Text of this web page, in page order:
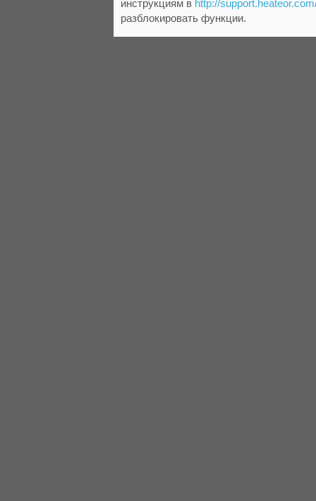
инструкциям в http://
разблокировать функции.